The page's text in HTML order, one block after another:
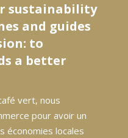
sustainability
and guides
to
a better
vert, nous
pour avoir un
économies locales